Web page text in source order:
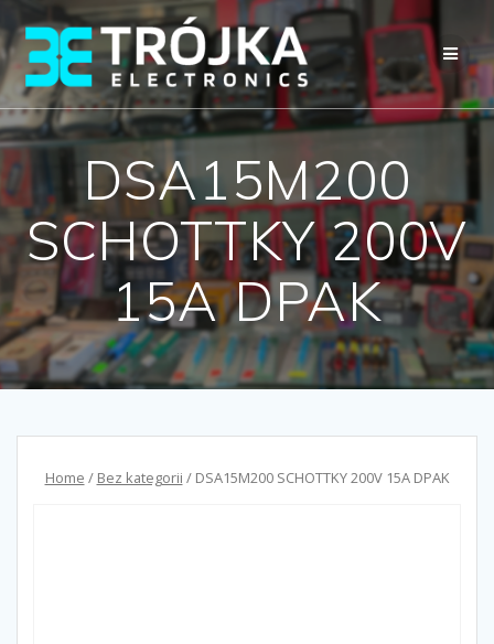
Przejdź
do
treści
DSA15M200
SCHOTTKY 200V
15A DPAK
Home / Bez kategorii / DSA15M200 SCHOTTKY 200V 15A DPAK